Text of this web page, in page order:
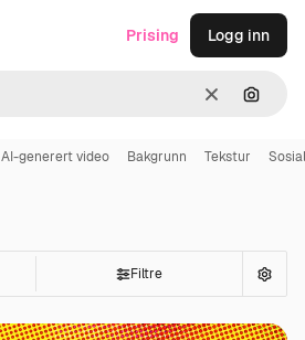
Slett Søk
Prising Logg inn
AI-generert video Bakgrunn Tekstur
Filtre